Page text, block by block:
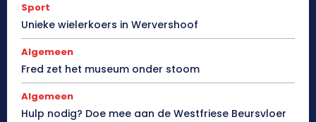
Sport
Unieke wielerkoers in Wervershoof
Algemeen
Fred zet het museum onder stoom
Algemeen
Hulp nodig? Doe mee aan de Westfriese Beursvloer